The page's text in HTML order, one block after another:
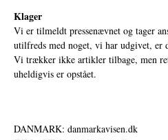
Klager
Vi er tilmeldt pressenævnet og tager
utilfreds med noget, vi har udgivet, er
Vi trækker ikke artikler tilbage, men
uheldigvis er opstået.
DANMARK: danmarkavisen.dk